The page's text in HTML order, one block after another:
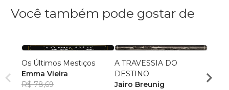
Você também pode gostar de
Os Últimos Mestiços
Emma Vieira
R$ 78,69
A TRAVESSIA DO
DESTINO
Jairo Breunig
R$